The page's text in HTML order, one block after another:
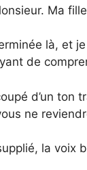
Ma
là, et
de
d’un ton
ne
la voix